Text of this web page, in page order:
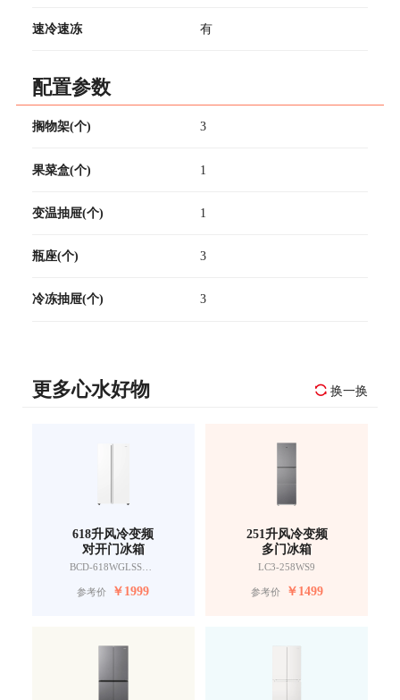
速冷速冻 有
配置参数
搁物架(个) 3
果菜盒(个) 1
变温抽屉(个) 1
瓶座(个) 3
冷冻抽屉(个) 3
更多心水好物 换一换
618升风冷变频
对开门冰箱
BCD-618WGLSSEDW9
参考价 ￥1999
251升风冷变频
多门冰箱
LC3-258WS9
参考价 ￥1499